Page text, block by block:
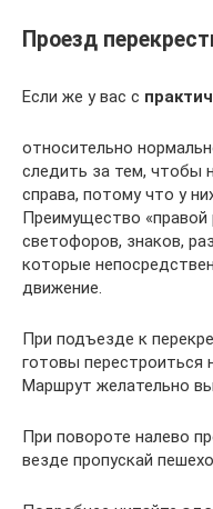
Проезд
Если же у вас с
относительно
следить за тем, чтобы
справа, потому что у
Преимущество «правой
светофоров, знаков,
которые
движение.
При подъезде к
готовы перестроиться
Маршрут желательно
При повороте налево
везде пропускай